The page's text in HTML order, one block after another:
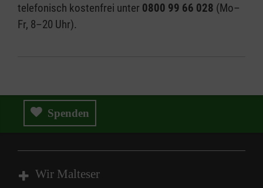
telefonisch kostenfrei unter 0800 99 66 028 (Mo–
Fr, 8–20 Uhr).
Spenden
Wir Malteser